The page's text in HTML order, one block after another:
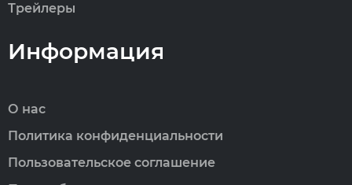
Трейлеры
Информация
О нас
Политика конфиденциальности
Пользовательское соглашение